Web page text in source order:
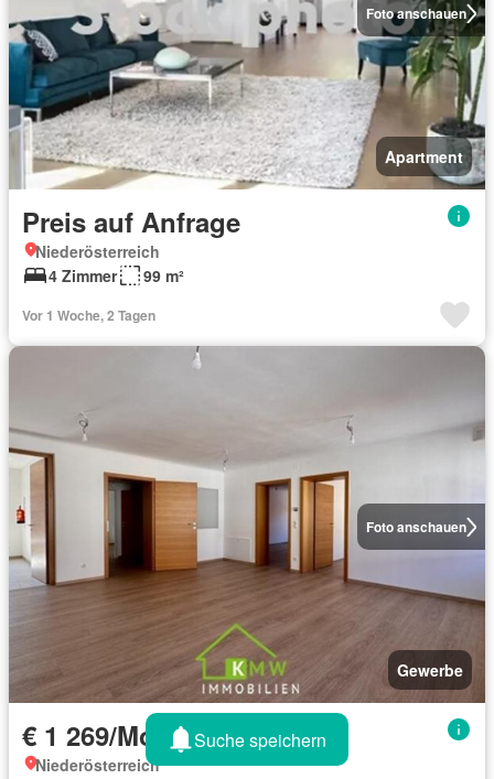
Foto anschauen
Apartment
Preis auf Anfrage
Niederösterreich
4 Zimmer
99 m²
Vor 1 Woche, 2 Tagen
Foto anschauen
Gewerbe
€ 1 269/Monat
Niederösterreich
Suche speichern